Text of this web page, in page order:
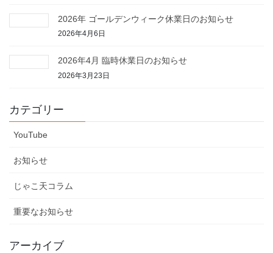
2026年 ゴールデンウィーク休業日のお知らせ
2026年4月6日
2026年4月 臨時休業日のお知らせ
2026年3月23日
カテゴリー
YouTube
お知らせ
じゃこ天コラム
重要なお知らせ
アーカイブ